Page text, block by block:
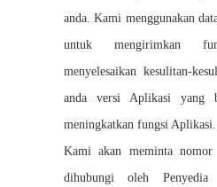
anda. Kami menggunakan
untuk mengirimkan
menyelesaikan kesulitan-
anda versi Aplikasi yang
meningkatkan fungsi Aplikasi.
Kami akan meminta nomor
dihubungi oleh